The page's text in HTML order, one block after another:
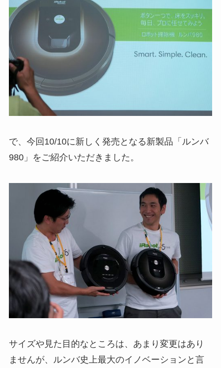
で、今回10/10に新しく発売となる新製品「ルンバ
980」をご紹介いただきました。
サイズや見た目的なところは、あまり変更はあり
ませんが、ルンバ史上最大のイノベーションと言